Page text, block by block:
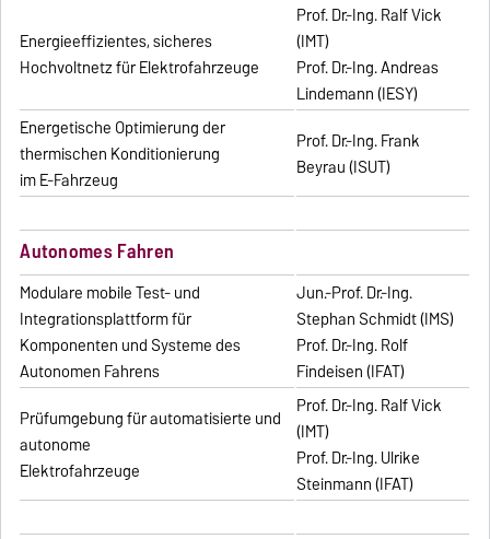
Energieeffizientes, sicheres
Hochvoltnetz für Elektrofahrzeuge
Prof. Dr.-Ing. Ralf Vick
(IMT)
Prof. Dr.-Ing. Andreas
Lindemann (IESY)
Energetische Optimierung der
thermischen Konditionierung
im E-Fahrzeug
Prof. Dr.-Ing. Frank
Beyrau (ISUT)
Autonomes Fahren
Modulare mobile Test- und
Integrationsplattform für
Komponenten und Systeme des
Autonomen Fahrens
Jun.-Prof. Dr.-Ing.
Stephan Schmidt (IMS)
Prof. Dr.-Ing. Rolf
Findeisen (IFAT)
Prüfumgebung für automatisierte und
autonome
Elektrofahrzeuge
Prof. Dr.-Ing. Ralf Vick
(IMT)
Prof. Dr.-Ing. Ulrike
Steinmann (IFAT)